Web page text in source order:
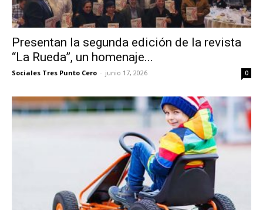
Presentan la segunda edición de la revista
“La Rueda”, un homenaje...
Sociales Tres Punto Cero - junio 17, 2026 0